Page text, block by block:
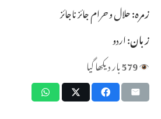
زمرہ:حلال و حرام جائز ناجائز
زبان:اردو
579بار دیکھا گیا